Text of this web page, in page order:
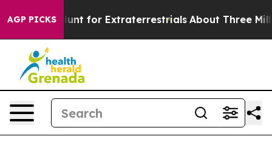
AGP PICKS
to Hunt for Extraterrestrials About Three